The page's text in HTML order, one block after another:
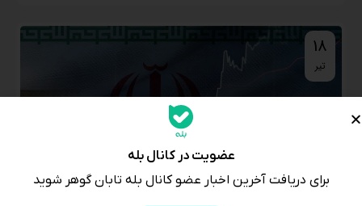
18
تیر
عضویت در کانال بله
برای دریافت آخرین اخبار عضو کانال بله تابان گوهر شوید